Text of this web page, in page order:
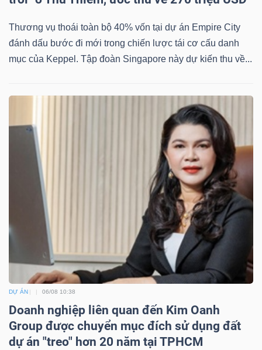
Thương vụ thoái toàn bộ 40% vốn tại dự án Empire City
đánh dấu bước đi mới trong chiến lược tái cơ cấu danh
mục của Keppel. Tập đoàn Singapore này dự kiến thu về...
DỰ ÁN 06/08 10:38
Doanh nghiệp liên quan đến Kim Oanh
Group được chuyển mục đích sử dụng đất
dự án "treo" hơn 20 năm tại TPHCM